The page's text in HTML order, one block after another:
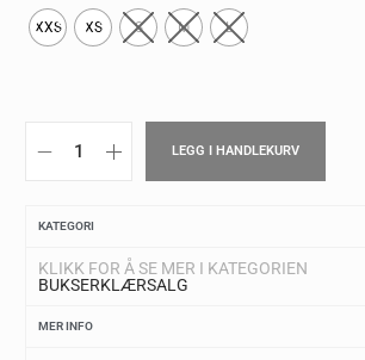
XXS XS S M L
LEGG I HANDLEKURV
KATEGORI
KLIKK FOR Å SE MER I KATEGORIEN
BUKSERKLÆRSALG
MER INFO